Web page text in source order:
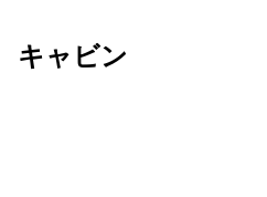
キャビン